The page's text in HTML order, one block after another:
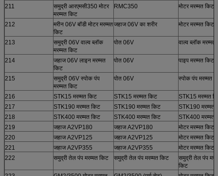
211
समुद्री आरएमसी350 मोटर
मरम्मत किट
RMC350 मोटर मरम्मत किट
212
मरीन 06V बॉडी मोटर मरम्मत
किट
जहाज 06V का शरीर मोटर मरम्मत किट
213
समुद्री 06V वाल्व ब्लॉक
मरम्मत किट
पोत 06V वाल्व ब्लॉक मरम्मत
214
जहाज 06V लाइन मरम्मत
किट
पोत 06V पाइप मरम्मत किट
215
समुद्री 06V स्पोक पंप
मरम्मत किट
पोत 06V स्पोक पंप मरम्मत
216 STK15 मरम्मत किट STK15 मरम्मत किट
STK15 मरम्मत
217
STK190 मरम्मत किट STK190 मरम्मत किट
STK190 मरम्मत
218
STK400 मरम्मत किट STK400 मरम्मत किट
STK400 मरम्मत
219
जहाज A2VP180 जहाज A2VP180
मोटर मरम्मत किट
220
जहाज A2VP125 जहाज A2VP125
मोटर मरम्मत किट
221
जहाज A2VP355 जहाज A2VP355
मोटर मरम्मत किट
222
समुद्री तेल पंप मरम्मत किट समुद्री तेल पंप मरम्मत किट
समुद्री तेल पंप
किट